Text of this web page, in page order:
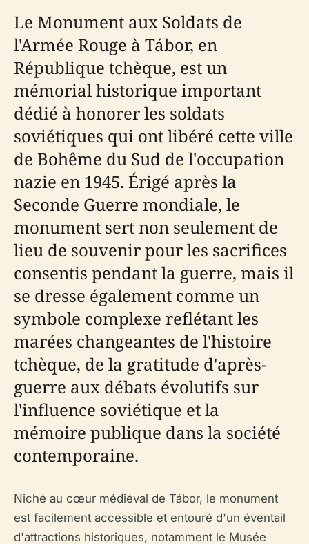
Le Monument aux Soldats de
l'Armée Rouge à Tábor, en
République tchèque, est un
mémorial historique important
dédié à honorer les soldats
soviétiques qui ont libéré cette ville
de Bohême du Sud de l'occupation
nazie en 1945. Érigé après la
Seconde Guerre mondiale, le
monument sert non seulement de
lieu de souvenir pour les sacrifices
consentis pendant la guerre, mais il
se dresse également comme un
symbole complexe reflétant les
marées changeantes de l'histoire
tchèque, de la gratitude d'après-
guerre aux débats évolutifs sur
l'influence soviétique et la
mémoire publique dans la société
contemporaine.
Niché au cœur médiéval de Tábor, le monument
est facilement accessible et entouré d'un éventail
d'attractions historiques, notamment le Musée